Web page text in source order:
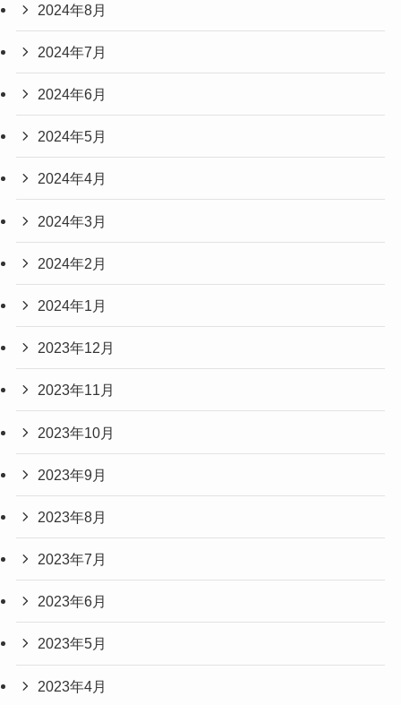
2024年8月
2024年7月
2024年6月
2024年5月
2024年4月
2024年3月
2024年2月
2024年1月
2023年12月
2023年11月
2023年10月
2023年9月
2023年8月
2023年7月
2023年6月
2023年5月
2023年4月